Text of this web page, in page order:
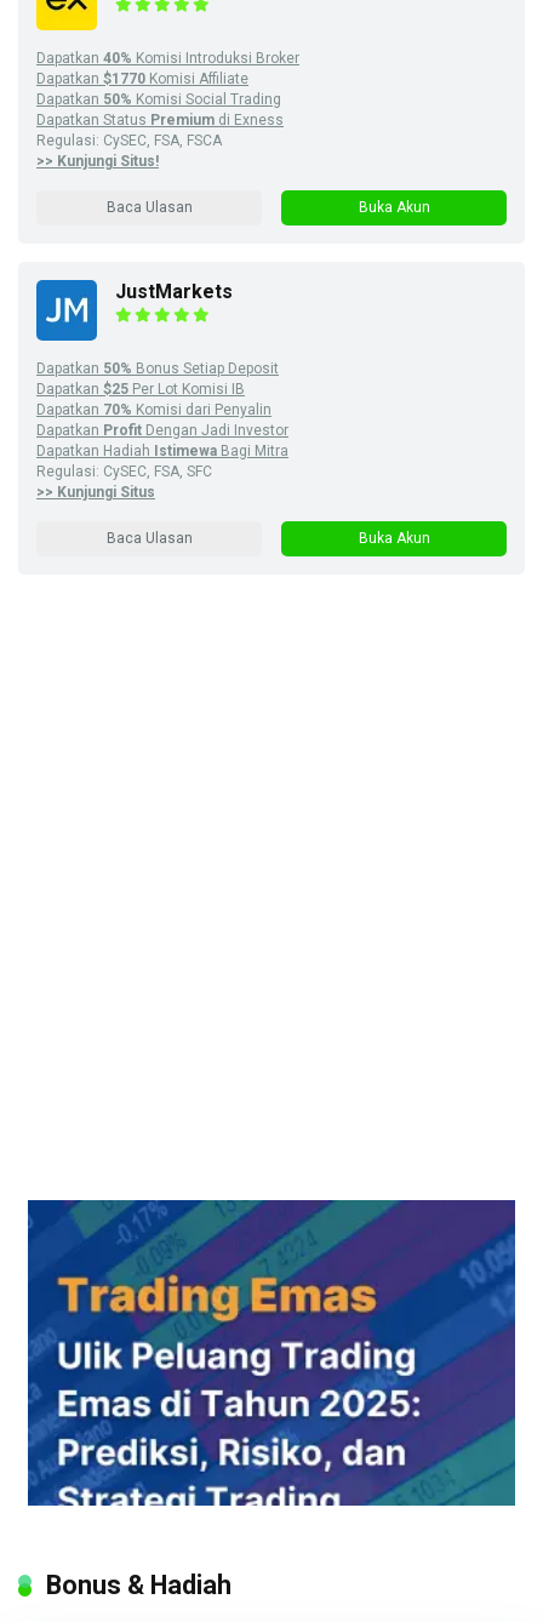
Dapatkan 40% Komisi Introduksi Broker
Dapatkan $1770 Komisi Affiliate
Dapatkan 50% Komisi Social Trading
Dapatkan Status Premium di Exness
Regulasi: CySEC, FSA, FSCA
>> Kunjungi Situs!
Baca Ulasan Buka Akun
JustMarkets
Dapatkan 50% Bonus Setiap Deposit
Dapatkan $25 Per Lot Komisi IB
Dapatkan 70% Komisi dari Penyalin
Dapatkan Profit Dengan Jadi Investor
Dapatkan Hadiah
Istimewa Bagi Mitra
Regulasi: CySEC, FSA, SFC
>> Kunjungi Situs
Baca Ulasan Buka Akun
Bonus & Hadiah